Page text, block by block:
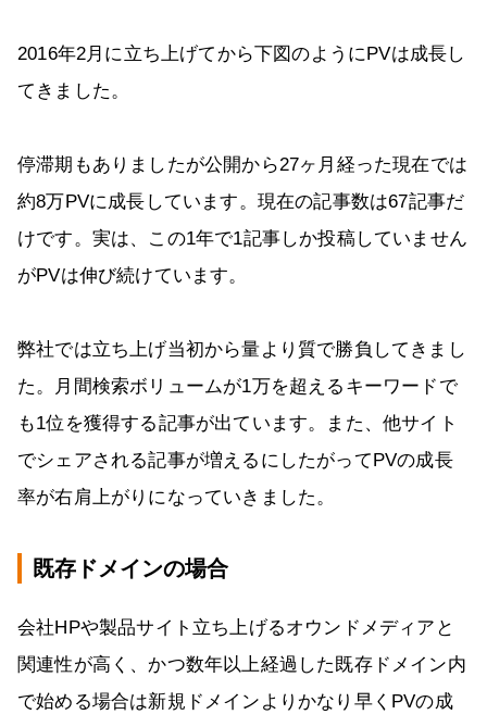
2016年2月に立ち上げてから下図のようにPVは成長し
てきました。
停滞期もありましたが公開から27ヶ月経った現在では
約8万PVに成長しています。現在の記事数は67記事だ
けです。実は、この1年で1記事しか投稿していません
がPVは伸び続けています。
弊社では立ち上げ当初から量より質で勝負してきまし
た。月間検索ボリュームが1万を超えるキーワードで
も1位を獲得する記事が出ています。また、他サイト
でシェアされる記事が増えるにしたがってPVの成長
率が右肩上がりになっていきました。
既存ドメインの場合
会社HPや製品サイト立ち上げるオウンドメディアと
関連性が高く、かつ数年以上経過した既存ドメイン内
で始める場合は新規ドメインよりかなり早くPVの成